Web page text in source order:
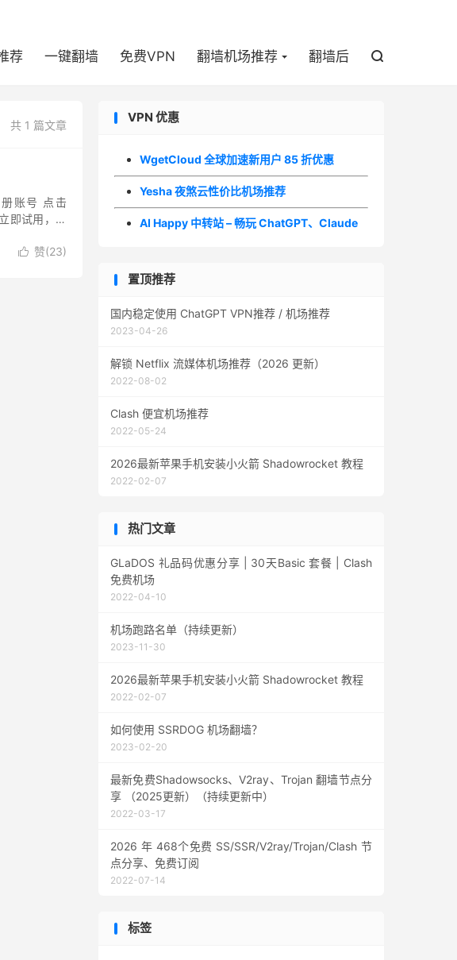
荐 一键翻墙 免费VPN 翻墙机场推荐 翻墙后 
共 1 篇文章
账号 点击
即试用，填
 赞(23)
VPN 优惠
WgetCloud 全球加速新用户 85 折优惠
Yesha 夜煞云性价比机场推荐
AI Happy 中转站 – 畅玩 ChatGPT、Claude
置顶推荐
国内稳定使用 ChatGPT VPN推荐 / 机场推荐
2023-04-26
解锁 Netflix 流媒体机场推荐（2026 更新）
2022-08-02
Clash 便宜机场推荐
2022-05-24
2026最新苹果手机安装小火箭 Shadowrocket 教程
2022-02-07
热门文章
GLaDOS 礼品码优惠分享 | 30天Basic 套餐 | Clash
免费机场
2022-04-10
机场跑路名单（持续更新）
2023-11-30
2026最新苹果手机安装小火箭 Shadowrocket 教程
2022-02-07
如何使用 SSRDOG 机场翻墙？
2023-02-20
最新免费Shadowsocks、V2ray、Trojan 翻墙节点分
享 （2025更新）（持续更新中）
2022-03-17
2026 年 468个免费 SS/SSR/V2ray/Trojan/Clash 节
点分享、免费订阅
2022-07-14
标签